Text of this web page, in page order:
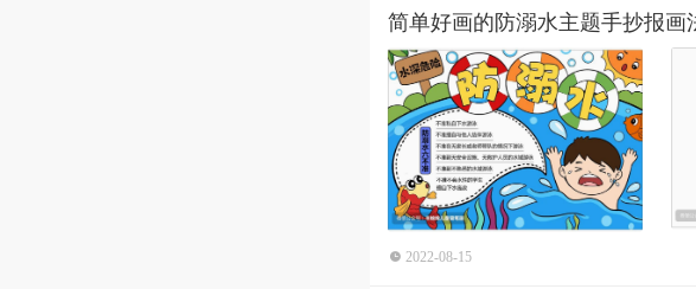
简单好画的防溺水主题手抄报画
2022-08-15